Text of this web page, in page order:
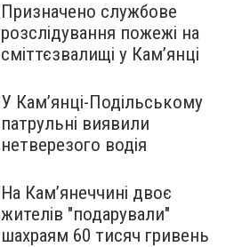
Призначено службове
розслідування пожежі на
сміттєзвалищі у Кам’янці
У Кам’янці-Подільському
патрульні виявили
нетверезого водія
На Камʼянеччині двоє
жителів "подарували"
шахраям 60 тисяч гривень